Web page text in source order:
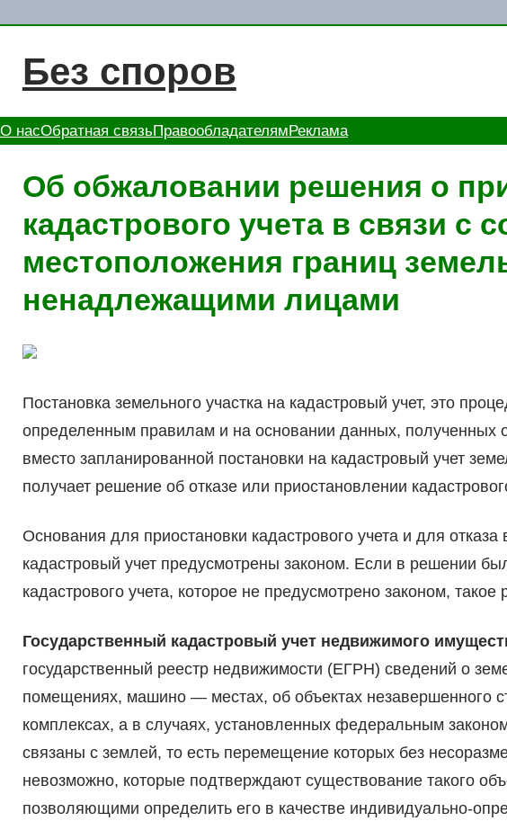
содержимому
Без споров
О насОбратная связьПравообладателям Реклама
Об обжаловании решения о
кадастрового учета в связи с
местоположения границ
ненадлежащими лицами
Постановка земельного участка на кадастровый учет, это
определенным правилам и на основании данных, полученных
вместо запланированной постановки на кадастровый учет
получает решение об отказе или приостановлении
Основания для приостановки кадастрового учета и для отказа
кадастровый учет предусмотрены законом. Если в решении
кадастрового учета, которое не предусмотрено законом,
Государственный кадастровый учет недвижимого
государственный реестр недвижимости (ЕГРН) сведений о
помещениях, машино — местах, об объектах незавершенного
комплексах, а в случаях, установленных федеральным
связаны с землей, то есть перемещение которых без
невозможно, которые подтверждают существование такого
позволяющими определить его в качестве индивидуально-